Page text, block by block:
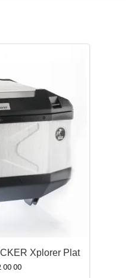
Xplorer Plat
00 00